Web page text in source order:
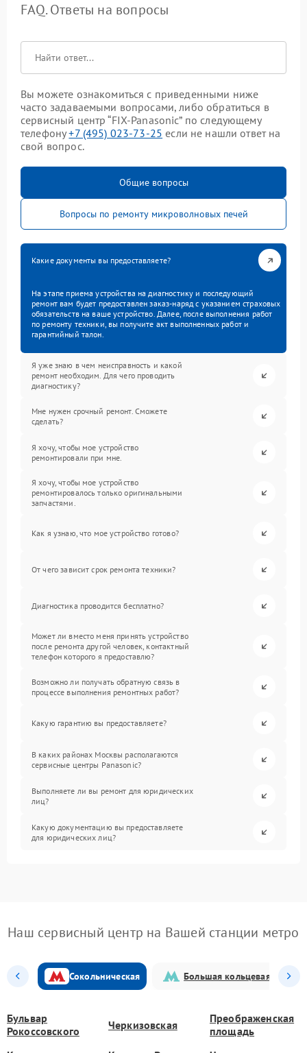
FAQ. Ответы на вопросы
Вы можете ознакомиться с приведенными ниже
часто задаваемыми вопросами, либо обратиться в
сервисный центр “FIX-Panasonic” по следующему
телефону+7 (495) 023-73-25 если не нашли ответ на
свой вопрос.
Общие вопросы
Вопросы по ремонту микроволновых печей
Какие документы вы предоставляете?
На этапе приема устройства на диагностику и последующий
ремонт вам будет предоставлен заказ-наряд с указанием страховых
обязательств на ваше устройство. Далее, после выполнения работ
по ремонту техники, вы получите акт выполненных работ и
гарантийный талон.
Я уже знаю в чем неисправность и какой
ремонт необходим. Для чего проводить
диагностику?
Мне нужен срочный ремонт. Сможете
сделать?
Я хочу, чтобы мое устройство
ремонтировали при мне.
Я хочу, чтобы мое устройство
ремонтировалось только оригинальными
запчастями.
Как я узнаю, что мое устройство готово?
От чего зависит срок ремонта техники?
Диагностика проводится бесплатно?
Может ли вместо меня принять устройство
после ремонта другой человек, контактный
телефон которого я предоставлю?
Возможно ли получать обратную связь в
процессе выполнения ремонтных работ?
Какую гарантию вы предоставляете?
В каких районах Москвы располагаются
сервисные центры Panasonic?
Выполняете ли вы ремонт для юридических
лиц?
Какую документацию вы предоставляете
для юридических лиц?
Наш сервисный центр на Вашей станции метро
Сокольническая Большая кольцевая
Бульвар
Рокоссовского
Черкизовская
Преображенская
площадь